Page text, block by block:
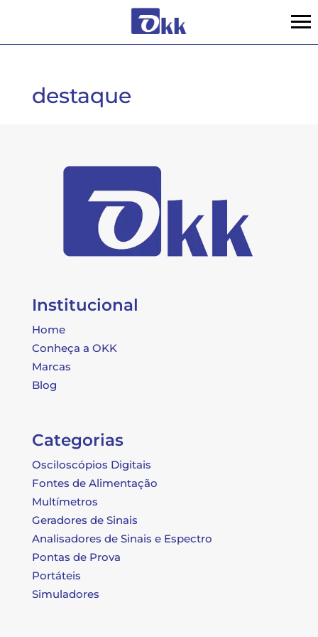
destaque
Institucional
Home
Conheça a OKK
Marcas
Blog
Categorias
Osciloscópios Digitais
Fontes de Alimentação
Multímetros
Geradores de Sinais
Analisadores de Sinais e Espectro
Pontas de Prova
Portáteis
Simuladores